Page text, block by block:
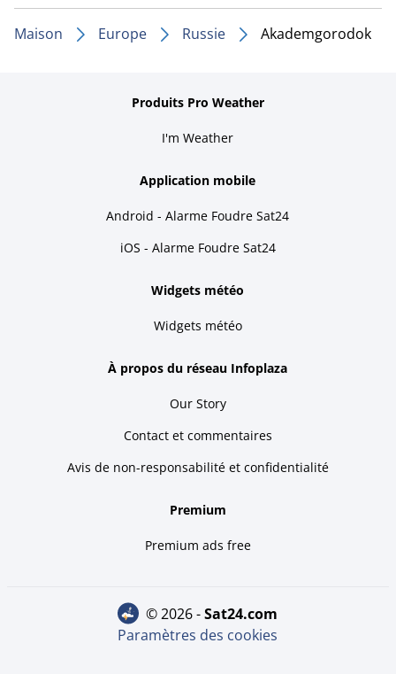
Maison Europe Russie Akademgorodok
Produits Pro Weather
I'm Weather
Application mobile
Android - Alarme Foudre Sat24
iOS - Alarme Foudre Sat24
Widgets météo
Widgets météo
À propos du réseau Infoplaza
Our Story
Contact et commentaires
Avis de non-responsabilité et confidentialité
Premium
Premium ads free
© 2026 - sat24.com
Paramètres des cookies